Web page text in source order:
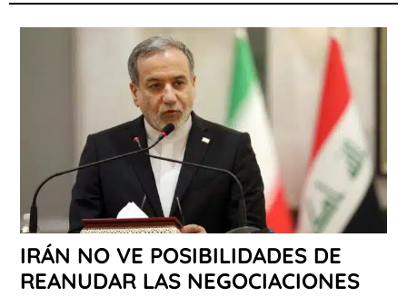
IRÁN NO VE POSIBILIDADES DE
REANUDAR LAS NEGOCIACIONES